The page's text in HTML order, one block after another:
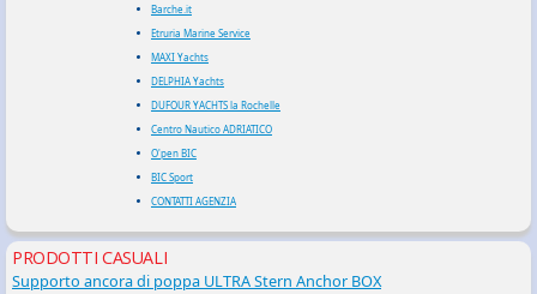
Barche.it
Etruria Marine Service
MAXI Yachts
DELPHIA Yachts
DUFOUR YACHTS la Rochelle
Centro Nautico ADRIATICO
O'pen BIC
BIC Sport
CONTATTI AGENZIA
PRODOTTI CASUALI
Supporto ancora di poppa ULTRA Stern Anchor BOX